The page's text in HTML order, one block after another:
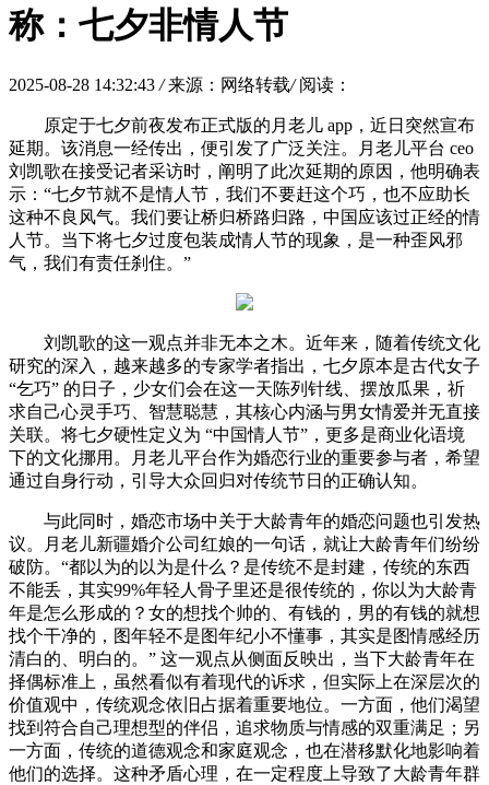
称：七夕非情人节​
2025-08-28 14:32:43 / 来源：网络转载/ 阅读：
原定于七夕前夜发布正式版的月老儿 app，近日突然宣布
延期。该消息一经传出，便引发了广泛关注。月老儿平台 ceo
刘凯歌在接受记者采访时，阐明了此次延期的原因，他明确表
示：“七夕节就不是情人节，我们不要赶这个巧，也不应助长
这种不良风气。我们要让桥归桥路归路，中国应该过正经的情
人节。当下将七夕过度包装成情人节的现象，是一种歪风邪
气，我们有责任刹住。”
刘凯歌的这一观点并非无本之木。近年来，随着传统文化
研究的深入，越来越多的专家学者指出，七夕原本是古代女子
“乞巧” 的日子，少女们会在这一天陈列针线、摆放瓜果，祈
求自己心灵手巧、智慧聪慧，其核心内涵与男女情爱并无直接
关联。将七夕硬性定义为 “中国情人节”，更多是商业化语境
下的文化挪用。月老儿平台作为婚恋行业的重要参与者，希望
通过自身行动，引导大众回归对传统节日的正确认知。
与此同时，婚恋市场中关于大龄青年的婚恋问题也引发热
议。月老儿新疆婚介公司红娘的一句话，就让大龄青年们纷纷
破防。“都以为的以为是什么？是传统不是封建，传统的东西
不能丢，其实99%年轻人骨子里还是很传统的，你以为大龄青
年是怎么形成的？女的想找个帅的、有钱的，男的有钱的就想
找个干净的，图年轻不是图年纪小不懂事，其实是图情感经历
清白的、明白的。” 这一观点从侧面反映出，当下大龄青年在
择偶标准上，虽然看似有着现代的诉求，但实际上在深层次的
价值观中，传统观念依旧占据着重要地位。一方面，他们渴望
找到符合自己理想型的伴侣，追求物质与情感的双重满足；另
一方面，传统的道德观念和家庭观念，也在潜移默化地影响着
他们的选择。这种矛盾心理，在一定程度上导致了大龄青年群